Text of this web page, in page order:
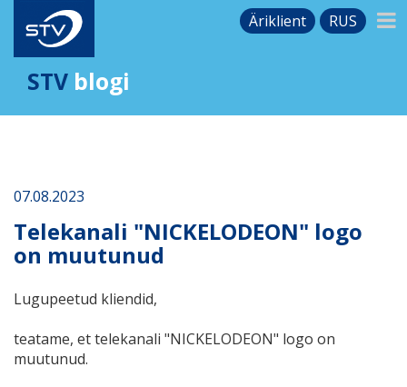
Äriklient RUS
STV blogi
07.08.2023
Telekanali "NICKELODEON" logo
on muutunud
Lugupeetud kliendid,
teatame, et telekanali "NICKELODEON" logo on
muutunud.